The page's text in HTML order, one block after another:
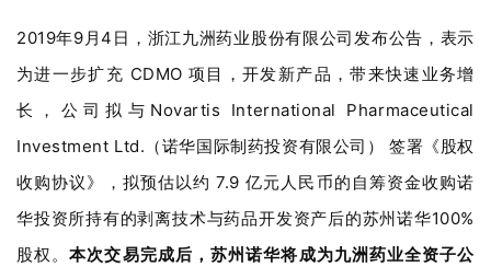
2019年9月4日，浙江九洲药业股份有限公司发布公告，表示
为进一步扩充 CDMO 项目，开发新产品，带来快速业务增
长，公司拟与Novartis International Pharmaceutical
Investment Ltd.（诺华国际制药投资有限公司） 签署《股权
收购协议》，拟预估以约 7.9 亿元人民币的自筹资金收购诺
华投资所持有的剥离技术与药品开发资产后的苏州诺华100%
股权。本次交易完成后，苏州诺华将成为九洲药业全资子公